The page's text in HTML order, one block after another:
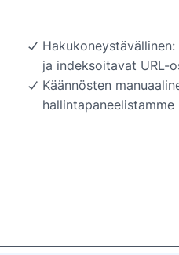
ja indeksoitavat URL-
Käännösten
hallintapaneelistamme